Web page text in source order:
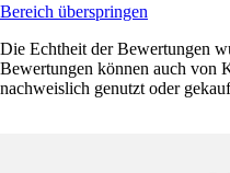
Bereich überspringen
Die Echtheit der Bewertungen
Bewertungen können auch von
nachweislich genutzt oder